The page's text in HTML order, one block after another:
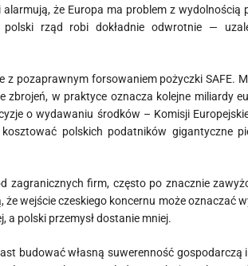
że Europa ma problem z wydolnością
polski rząd robi dokładnie odwrotnie —
pozaprawnym forsowaniem pożyczki SAFE.
w praktyce oznacza kolejne miliardy
o wydawaniu środków – Komisji
polskich podatników gigantyczne
zagranicznych firm, często po znacznie
wejście czeskiego koncernu może oznaczać
a polski przemysł dostanie mniej.
budować własną suwerenność gospodarczą